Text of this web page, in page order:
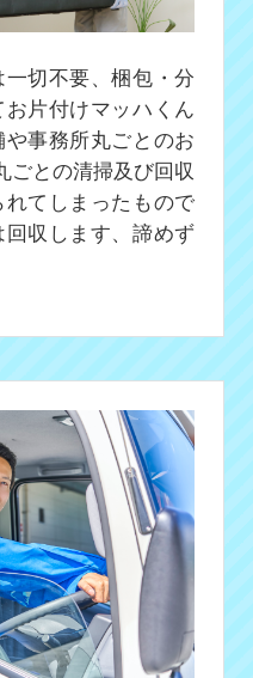
切不要、梱包・分
片付けマッハくん
事務所丸ごとのお
ごとの清掃及び回収
てしまったもので
収します、諦めず